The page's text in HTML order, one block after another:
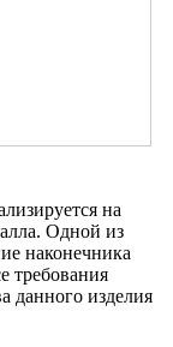
на
Одной из
наконечника
требования
данного изделия